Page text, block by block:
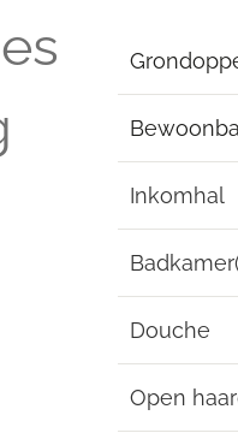
Inkomhal
Douche
Open